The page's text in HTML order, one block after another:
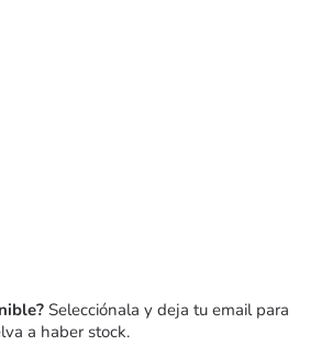
Selecciónala y deja tu email para
a haber stock.